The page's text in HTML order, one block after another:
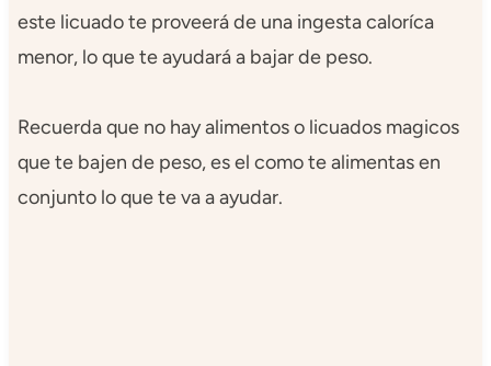
este licuado te proveerá de una ingesta caloríca
menor, lo que te ayudará a bajar de peso.
Recuerda que no hay alimentos o licuados magicos
que te bajen de peso, es el como te alimentas en
conjunto lo que te va a ayudar.